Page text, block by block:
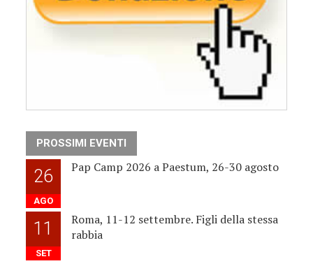
PROSSIMI EVENTI
26
AGO
Pap Camp 2026 a Paestum, 26-30 agosto
11
SET
Roma, 11-12 settembre. Figli della stessa
rabbia